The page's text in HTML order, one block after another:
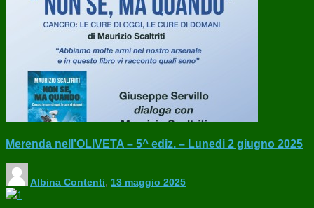
Merenda nell’OLIVETA – 5^ ediz. – Lunedi 2 giugno 2025
Albina Contenti, 13 maggio 2025